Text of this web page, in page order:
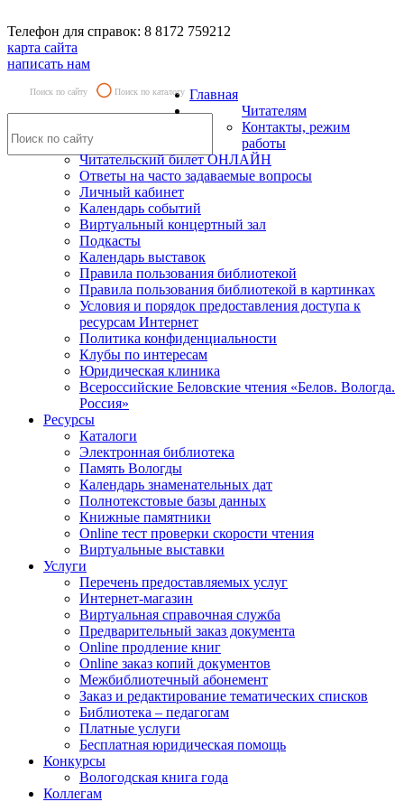
Телефон для справок: 8 8172 759212
карта сайта
написать нам
Поиск по сайту Поиск по каталогу Главная
Читателям
Контакты, режим
работы
Читательский билет ОНЛАЙН
Ответы на часто задаваемые вопросы
Личный кабинет
Календарь событий
Виртуальный концертный зал
Подкасты
Календарь выставок
Правила пользования библиотекой
Правила пользования библиотекой в картинках
Условия и порядок предоставления доступа к
ресурсам Интернет
Политика конфиденциальности
Клубы по интересам
Юридическая клиника
Всероссийские Беловские чтения «Белов. Вологда.
Россия»
Ресурсы
Каталоги
Электронная библиотека
Память Вологды
Календарь знаменательных дат
Полнотекстовые базы данных
Книжные памятники
Online тест проверки скорости чтения
Виртуальные выставки
Услуги
Перечень предоставляемых услуг
Интернет-магазин
Виртуальная справочная служба
Предварительный заказ документа
Online продление книг
Online заказ копий документов
Межбиблиотечный абонемент
Заказ и редактирование тематических списков
Библиотека – педагогам
Платные услуги
Бесплатная юридическая помощь
Конкурсы
Вологодская книга года
Коллегам